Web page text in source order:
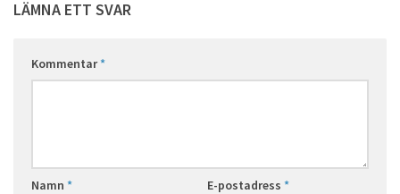
LÄMNA ETT SVAR
Kommentar*
Namn * E-postadress *